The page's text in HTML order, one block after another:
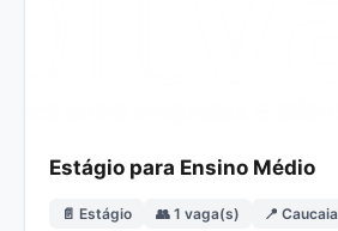
Estágio para Ensino Médio
📄 Estágio 👥 1 vaga(s) 📍 Caucaia